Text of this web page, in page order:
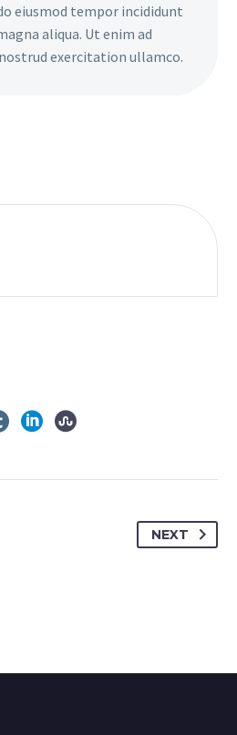
eiusmod tempor incididunt
aliqua. Ut enim ad
exercitation ullamco.
NEXT